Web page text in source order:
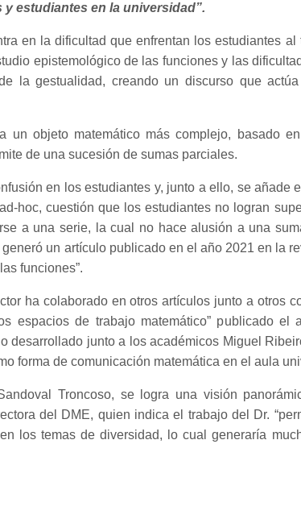
estudiantes en la universidad”.
en la dificultad que enfrentan los estudiantes
epistemológico de las funciones y las
la gestualidad, creando un discurso que
un objeto matemático más complejo, basado
de una sucesión de sumas parciales.
en los estudiantes y, junto a ello, se
hoc, cuestión que los estudiantes no logran
a una serie, la cual no hace alusión a una
un artículo publicado en el año 2021 en la
funciones”.
ha colaborado en otros artículos junto a otros
espacios de trabajo matemático” publicado el
desarrollado junto a los académicos Miguel
forma de comunicación matemática en el aula
Troncoso, se logra una visión
del DME, quien indica el trabajo del Dr.
los temas de diversidad, lo cual generaría